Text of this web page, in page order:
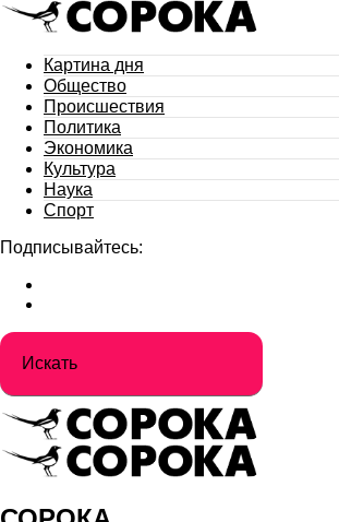
Картина дня
Общество
Происшествия
Политика
Экономика
Культура
Наука
Спорт
Подписывайтесь: